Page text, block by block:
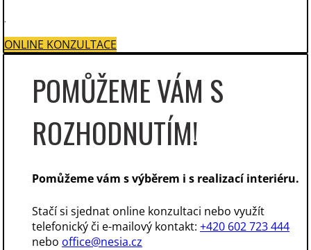
.
ONLINE KONZULTACE
POMŮŽEME VÁM S
ROZHODNUTÍM!
Pomůžeme vám s výběrem i s realizací interiéru.
Stačí si sjednat online konzultaci nebo využít
telefonický či e-mailový kontakt: +420 602 723 444
nebo office@nesia.cz